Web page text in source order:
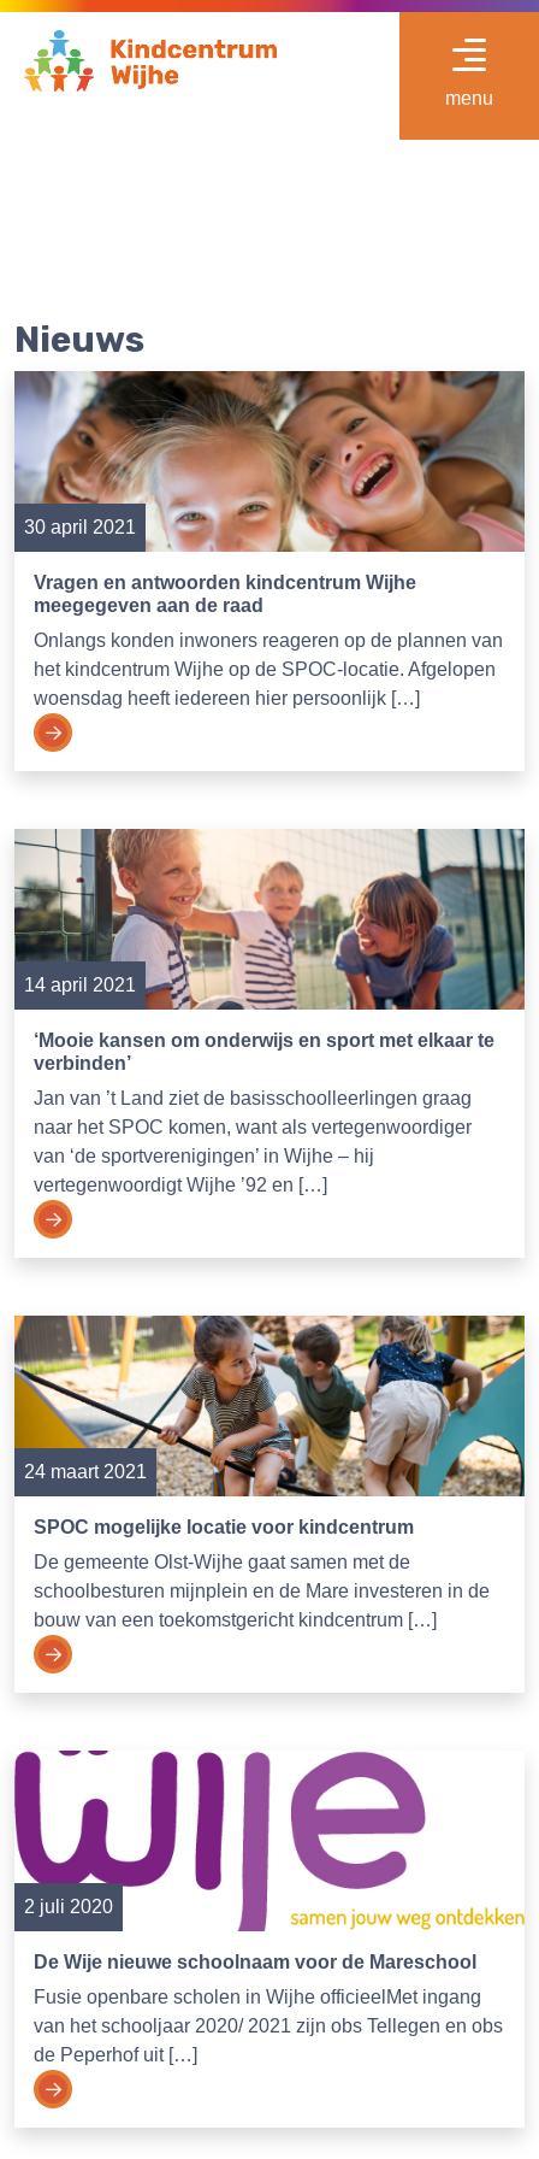
menu
Nieuws
30 april 2021
Vragen en antwoorden kindcentrum Wijhe
meegegeven aan de raad
Onlangs konden inwoners reageren op de plannen van
het kindcentrum Wijhe op de SPOC-locatie. Afgelopen
woensdag heeft iedereen hier persoonlijk […]
14 april 2021
‘Mooie kansen om onderwijs en sport met elkaar te
verbinden’
Jan van ’t Land ziet de basisschoolleerlingen graag
naar het SPOC komen, want als vertegenwoordiger
van ‘de sportverenigingen’ in Wijhe – hij
vertegenwoordigt Wijhe ’92 en […]
24 maart 2021
SPOC mogelijke locatie voor kindcentrum
De gemeente Olst-Wijhe gaat samen met de
schoolbesturen mijnplein en de Mare investeren in de
bouw van een toekomstgericht kindcentrum […]
2 juli 2020
De Wije nieuwe schoolnaam voor de Mareschool
Fusie openbare scholen in Wijhe officieelMet ingang
van het schooljaar 2020/ 2021 zijn obs Tellegen en obs
de Peperhof uit […]